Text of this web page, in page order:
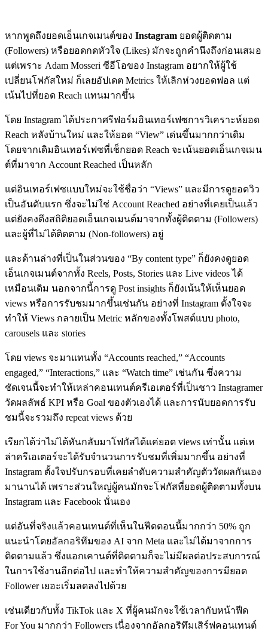
หากพูดถึงยอดเอ็นเกจเมนต์ของ Instagram ยอดผู้ติดตาม
(Followers) หรือยอดกดหัวใจ (Likes) มักจะถูกคำนึงถึงก่อนเสมอ
แต่เพราะ Adam Mosseri ซีอีโอของ Instagram อยากให้ผู้ใช้
เปลี่ยนโฟกัสใหม่ ก็เลยอัปเดต Metrics ให้เลิกห่วงยอดฟอล แต่
เน้นไปที่ยอด Reach แทนมากขึ้น
โดย Instagram ได้ประกาศรีฟอร์มอินเทอร์เฟซการวิเคราะห์ยอด
Reach หลังบ้านใหม่ และให้ยอด “View” เด่นขึ้นมากกว่าเดิม
โดยจากเดิมอินเทอร์เฟซที่เช็กยอด Reach จะเน้นยอดเอ็นเกจเมน
ต์ที่มาจาก Account Reached เป็นหลัก
แต่อินเทอร์เฟซแบบใหม่จะใช้ชื่อว่า “Views” และมีการดูยอดวิว
เป็นอันดับแรก ซึ่งจะไม่ใช่ Account Reached อย่างที่เคยเป็นแล้ว
แต่ยังคงดึงสถิติยอดเอ็นเกจเมนต์มาจากทั้งผู้ติดตาม (Followers)
และผู้ที่ไม่ได้ติดตาม (Non-followers) อยู่
และด้านล่างที่เป็นในส่วนของ “By content type” ก็ยังคงดูยอด
เอ็นเกจเมนต์จากทั้ง Reels, Posts, Stories และ Live videos ได้
เหมือนเดิม นอกจากนี้การดู Post insights ก็ยังเน้นให้เห็นยอด
views หรือการรับชมมากขึ้นเช่นกัน อย่างที่ Instagram ตั้งใจจะ
ทำให้ Views กลายเป็น Metric หลักของทั้งโพสต์แบบ photo,
carousels และ stories
โดย views จะมาแทนทั้ง “Accounts reached,” “Accounts
engaged,” “Interactions,” และ “Watch time” เช่นกัน ซึ่งความ
ชัดเจนนี้จะทำให้เหล่าคอนเทนต์ครีเอเตอร์ที่เป็นชาว Instagramer
วัดผลลัพธ์ KPI หรือ Goal ของตัวเองได้ และการนับยอดการรับ
ชมนี้จะรวมถึง repeat views ด้วย
เรียกได้ว่าไม่ได้หันกลับมาโฟกัสได้แค่ยอด views เท่านั้น แต่เห
ล่าครีเอเตอร์จะได้รับจำนวนการรับชมที่เพิ่มมากขึ้น อย่างที่
Instagram ตั้งใจปรับกรอบที่เคยลำดับความสำคัญตัววัดผลกันเอง
มานานได้ เพราะส่วนใหญ่ผู้คนมักจะโฟกัสที่ยอดผู้ติดตามทั้งบน
Instagram และ Facebook นั่นเอง
แต่อันที่จริงแล้วคอนเทนต์ที่เห็นในฟีดตอนนี้มากกว่า 50% ถูก
แนะนำโดยอัลกอริทึมของ AI จาก Meta และไม่ได้มาจากการ
ติดตามแล้ว ซึ่งแอกเคานต์ที่ติดตามก็จะไม่มีผลต่อประสบการณ์
ในการใช้งานอีกต่อไป และทำให้ความสำคัญของการมียอด
Follower เยอะเริ่มลดลงไปด้วย
เช่นเดียวกับทั้ง TikTok และ X ที่ผู้คนมักจะใช้เวลากับหน้าฟีด
For You มากกว่า Followers เนื่องจากอัลกอริทึมเสิร์ฟคอนเทนต์